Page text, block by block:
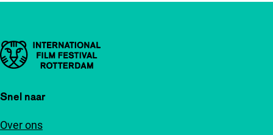
Belangrijke links
Snel naar
Over ons